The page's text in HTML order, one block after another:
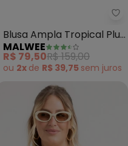
- Blusa em Cotton
Blusa Ampla Tropical Plus
(Verde Menta)
MALWEE
R$ 79,50R$ 159,00
ou 2x de R$ 39,75 sem juros